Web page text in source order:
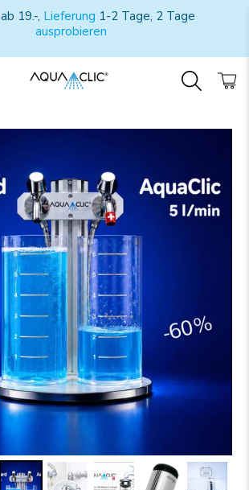
ab 19.-, Lieferung 1-2 Tage, 2 Tage
ausprobieren